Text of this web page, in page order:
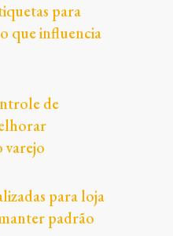
para
que influencia
de
varejo
para loja
padrão